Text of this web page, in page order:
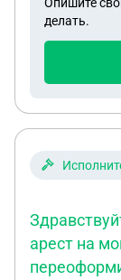
данном
делать.
арест на